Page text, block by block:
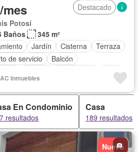
mes
Destacado
Potosí
Baños
345 m²
Jardín Cisterna
Terraza
de servicio
Balcón
Agua
Televisión por cable
con closet
Caseta de vigilancia
Inmuebles
En Condominio
resultados
Casa
189 resultados
Nuevo